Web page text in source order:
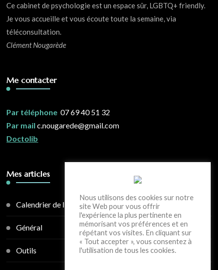
Ce cabinet de psychologie est un espace sûr, LGBTQ+ friendly.
Je vous accueille et vous écoute toute la semaine, via
téléconsultation.
Clément Nougarède
Me contacter
Par téléphone 07 69 40 51 32
Par mail c.nougarede@gmail.com
Doctolib
Mes articles
Calendrier de l'avent
Général
Outils
Nous utilisons des cookies sur notre
site Web pour vous offrir
l'expérience la plus pertinente en
mémorisant vos préférences et en
répétant vos visites. En cliquant sur
« Tout accepter », vous consentez à
l'utilisation de tous les cookies.